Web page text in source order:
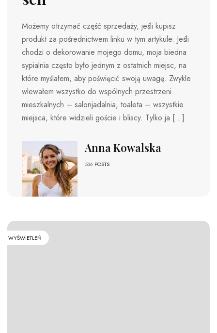
Możemy otrzymać część sprzedaży, jeśli kupisz
produkt za pośrednictwem linku w tym artykule. Jeśli
chodzi o dekorowanie mojego domu, moja biedna
sypialnia często było jednym z ostatnich miejsc, na
które myślałem, aby poświęcić swoją uwagę. Zwykle
wlewałem wszystko do wspólnych przestrzeni
mieszkalnych – salonjadalnia, toaleta – wszystkie
miejsca, które widzieli goście i bliscy. Tylko ja […]
Anna Kowalska
536 POSTS
WYŚWIETLEŃ